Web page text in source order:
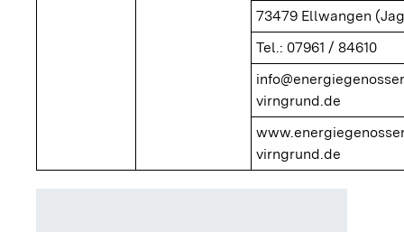
73479 Ellwangen
Tel.: 07961 / 84610
virngrund.de
virngrund.de